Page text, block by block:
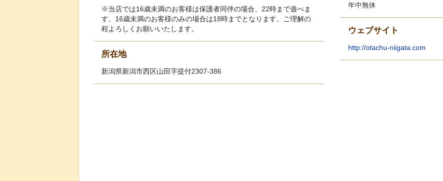
※当店では16歳未満のお客様は保護者同伴の場合、22時まで遊べま
す。16歳未満のお客様のみの場合は18時までとなります。ご理解の
程よろしくお願いいたします。
所在地
新潟県新潟市西区山田字提付2307-386
年中無休
ウェブサイト
http://otachu-niigata.com